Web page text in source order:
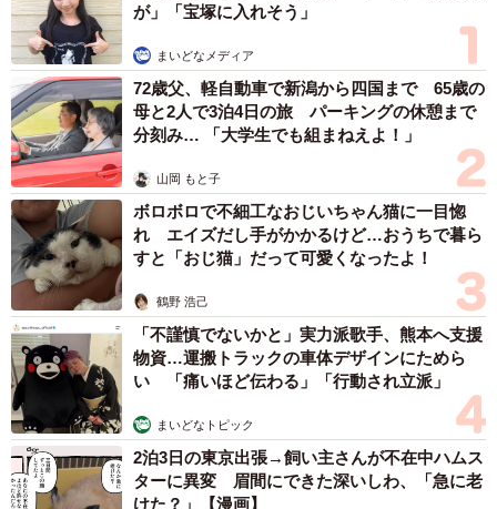
仲曽良さんに聞いてみました。
－このお話には、何か原体験があったんですか？
「いえ、この話はフィクションです。マッキーは、今キャ
ラが固まりつつあるところなのですが、負けず嫌いなヤン
チャな女の子といったところでしょうか。とは言え“女の子
らしさ”のギャップもたまに見せる子です。威張ったりもし
ませんし、基本いい子です。そんなマッキーのキャラクタ
ーを定着させたくて、考えました。
－漫画には「僕はこういう子好きですけどね」というコメ
ントも添えていました。
「『女の子はおちょぼ口で』というのは、僕が持っていた
昔のイメージです。男子にも負けない強い女の子はいつの
が」「宝塚に入れそう」
まいどなメディア
72歳父、軽自動車で新潟から四国まで 65歳の
母と2人で3泊4日の旅 パーキングの休憩まで
分刻み… 「大学生でも組まねえよ！」
山岡 もと子
ボロボロで不細工なおじいちゃん猫に一目惚
れ エイズだし手がかかるけど…おうちで暮ら
すと「おじ猫」だって可愛くなったよ！
鶴野 浩己
「不謹慎でないかと」実力派歌手、熊本へ支援
物資…運搬トラックの車体デザインにためら
い 「痛いほど伝わる」「行動され立派」
まいどなトピック
2泊3日の東京出張→飼い主さんが不在中ハムス
ターに異変 眉間にできた深いしわ、「急に老
けた？」【漫画】